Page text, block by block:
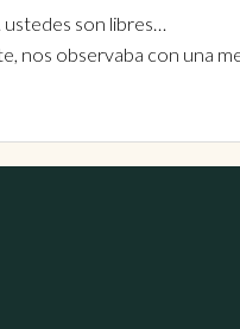
son libres…
nos observaba con una